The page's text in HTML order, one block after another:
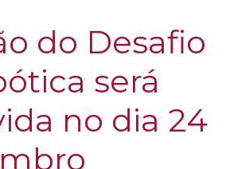
do Desafio
será
no dia 24